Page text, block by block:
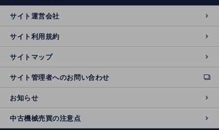
n
al
si
t
e
サイト運営会社
サイト利用規約
サイトマップ
サイト管理者へのお問い合わせ
ext
e
r
n
al
お知らせ
中古機械売買の注意点